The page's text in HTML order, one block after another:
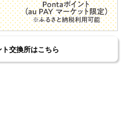
ト交換所はこちら